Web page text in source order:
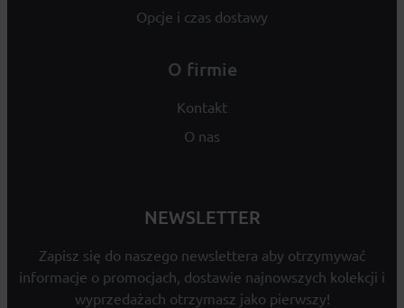
Opcje i czas dostawy
O firmie
Kontakt
O nas
NEWSLETTER
Zapisz się do naszego newslettera aby otrzymywać
informacje o promocjach, dostawie najnowszych kolekcji i
wyprzedażach otrzymasz jako pierwszy!